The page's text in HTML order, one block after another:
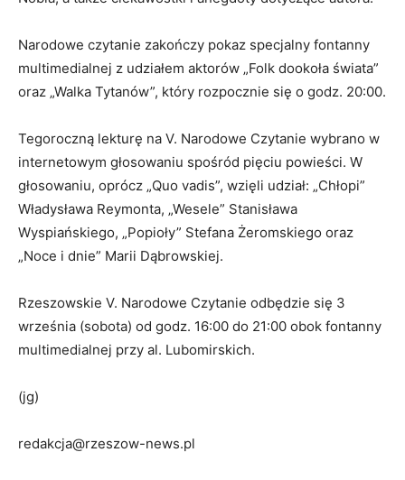
Narodowe czytanie zakończy pokaz specjalny fontanny
multimedialnej z udziałem aktorów „Folk dookoła świata”
oraz „Walka Tytanów”, który rozpocznie się o godz. 20:00.
Tegoroczną lekturę na V. Narodowe Czytanie wybrano w
internetowym głosowaniu spośród pięciu powieści. W
głosowaniu, oprócz „Quo vadis”, wzięli udział: „Chłopi”
Władysława Reymonta, „Wesele” Stanisława
Wyspiańskiego, „Popioły” Stefana Żeromskiego oraz
„Noce i dnie” Marii Dąbrowskiej.
Rzeszowskie V. Narodowe Czytanie odbędzie się 3
września (sobota) od godz. 16:00 do 21:00 obok fontanny
multimedialnej przy al. Lubomirskich.
(jg)
redakcja@rzeszow-news.pl